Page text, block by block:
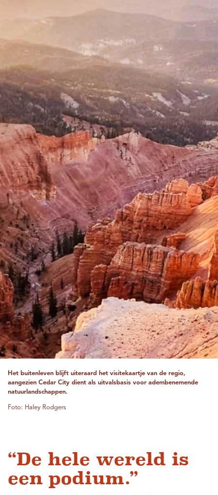
Het buitenleven blijft uiteraard het visitekaartje van de regio,
aangezien Cedar City dient als uitvalsbasis voor adembenemende
natuurlandschappen.
Foto: Haley Rodgers
“De hele wereld is
een podium.”